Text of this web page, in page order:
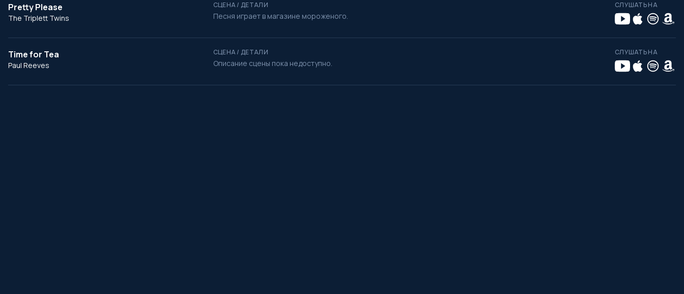
Pretty Please
The Triplett Twins
СЦЕНА / ДЕТАЛИ
Песня играет в магазине мороженого.
СЛУШАТЬ НА
Time for Tea
Paul Reeves
СЦЕНА / ДЕТАЛИ
Описание сцены пока недоступно.
СЛУШАТЬ НА